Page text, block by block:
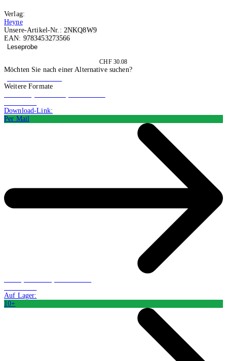
Verlag:
Heyne
Unsere-Artikel-Nr.: 2NKQ8W9
EAN: 9783453273566
Leseprobe
CHF 30.08
Möchten Sie nach einer Alternative suchen?
Weitere Formate
Download-Link:
Per Mail
Auf Lager:
10+